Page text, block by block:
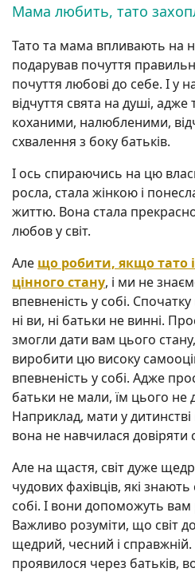
Мама любить, тато
Тато та мама впливають на
подарував почуття
почуття любові до себе. І у
відчуття свята на душі, адже
коханими, налюбленими,
схвалення з боку батьків.
І ось спираючись на цю
росла, стала жінкою і
життю. Вона стала
любов у світ.
Але що робити, якщо тато
цінного стану, і ми не
впевненість у собі.
ні ви, ні батьки не винні.
змогли дати вам цього
виробити цю високу
впевненість у собі. Адже
батьки не мали, їм цього не
Наприклад, мати у
вона не навчилася довіряти
Але на щастя, світ дуже
чудових фахівців, які
собі. І вони допоможуть вам
Важливо розуміти, що світ
щедрий, чесний і
проявилося через батьків,